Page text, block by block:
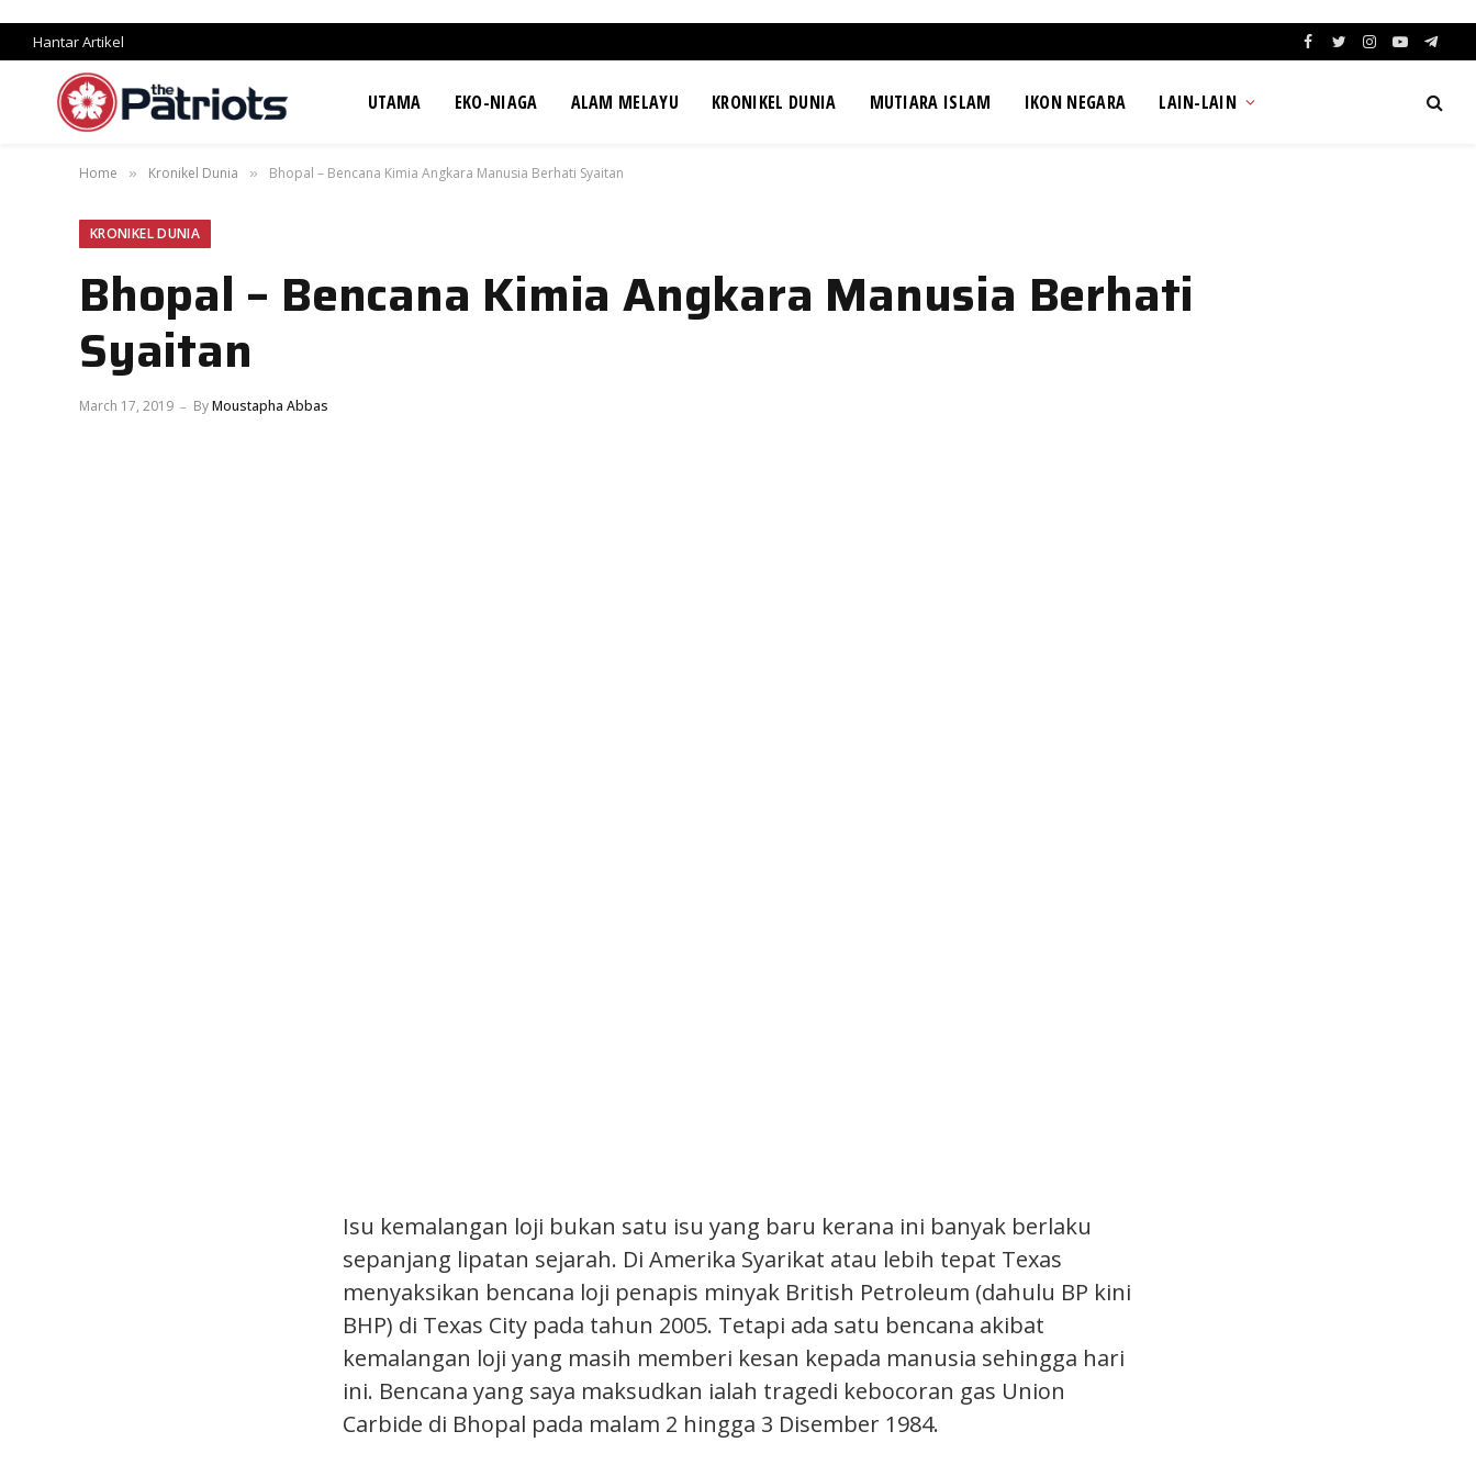
Hantar Artikel Facebook
TwitterInstagram
YouTube
UTAMA EKO-NIAGA ALAM MELAYU KRONIKEL DUNIA MUTIARA ISLAM IKON NEGARA LAIN-LAIN
Home » Kronikel Dunia » Bhopal – Bencana Kimia Angkara Manusia Berhati Syaitan
KRONIKEL DUNIA
Bhopal – Bencana Kimia Angkara Manusia Berhati
Syaitan
March 17, 2019 ByMoustapha Abbas
Isu kemalangan loji bukan satu isu yang baru kerana ini banyak berlaku
sepanjang lipatan sejarah. Di Amerika Syarikat atau lebih tepat Texas
menyaksikan bencana loji penapis minyak British Petroleum (dahulu BP kini
BHP) di Texas City pada tahun 2005. Tetapi ada satu bencana akibat
kemalangan loji yang masih memberi kesan kepada manusia sehingga hari
ini. Bencana yang saya maksudkan ialah tragedi kebocoran gas Union
Carbide di Bhopal pada malam 2 hingga 3 Disember 1984.